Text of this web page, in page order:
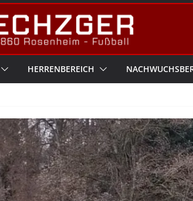
HERRENBEREICH